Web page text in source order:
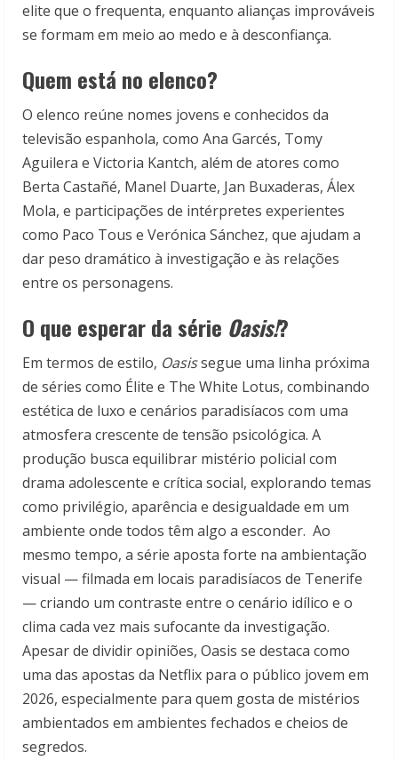
elite que o frequenta, enquanto alianças improváveis
se formam em meio ao medo e à desconfiança.
Quem está no elenco?
O elenco reúne nomes jovens e conhecidos da
televisão espanhola, como Ana Garcés, Tomy
Aguilera e Victoria Kantch, além de atores como
Berta Castañé, Manel Duarte, Jan Buxaderas, Álex
Mola, e participações de intérpretes experientes
como Paco Tous e Verónica Sánchez, que ajudam a
dar peso dramático à investigação e às relações
entre os personagens.
O que esperar da série Oasis!?
Em termos de estilo, Oasissegue uma linha próxima
de séries como Élite e The White Lotus, combinando
estética de luxo e cenários paradisíacos com uma
atmosfera crescente de tensão psicológica. A
produção busca equilibrar mistério policial com
drama adolescente e crítica social, explorando temas
como privilégio, aparência e desigualdade em um
ambiente onde todos têm algo a esconder. Ao
mesmo tempo, a série aposta forte na ambientação
visual — filmada em locais paradisíacos de Tenerife
— criando um contraste entre o cenário idílico e o
clima cada vez mais sufocante da investigação.
Apesar de dividir opiniões, Oasis se destaca como
uma das apostas da Netflix para o público jovem em
2026, especialmente para quem gosta de mistérios
ambientados em ambientes fechados e cheios de
segredos.